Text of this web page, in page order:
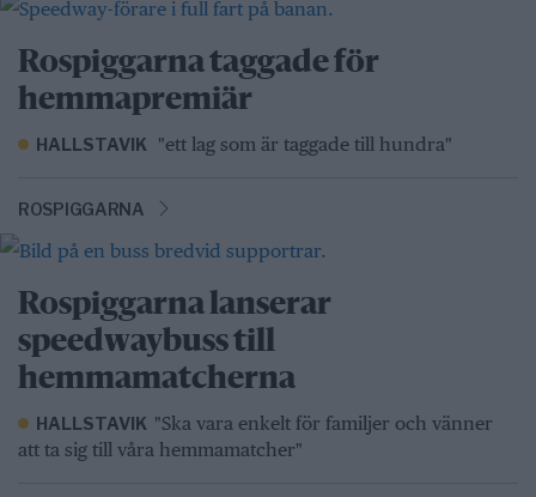
Rospiggarna taggade för
hemmapremiär
HALLSTAVIK "ett lag som är taggade till hundra"
ROSPIGGARNA
Rospiggarna lanserar
speedwaybuss till
hemmamatcherna
HALLSTAVIK "Ska vara enkelt för familjer och vänner
att ta sig till våra hemmamatcher"